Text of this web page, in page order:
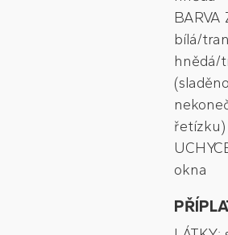
BARVA
bílá/
hnědá/
řetízku)
okna